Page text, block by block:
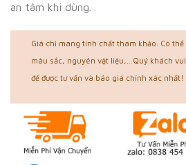
an tâm khi dùng.
Giá chỉ mang tính chất tham khảo. Có
màu sắc, nguyên vật liệu,...Quý khách
để được tư vấn và báo giá chính xác nhất!